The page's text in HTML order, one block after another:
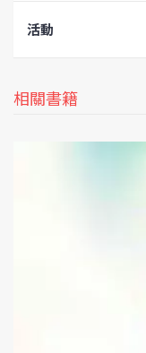
活動
相關書籍